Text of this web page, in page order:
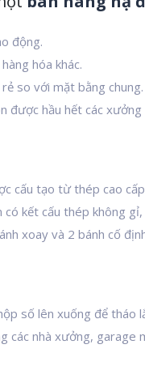
động.
hóa khác.
so với mặt bằng chung.
được hầu hết các
cấu tạo từ thép cao
có kết cấu thép không
xoay và 2 bánh cố
số lên xuống để tháo
các nhà xưởng, garage